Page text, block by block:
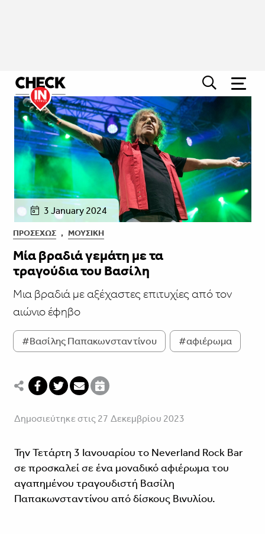
3 January 2024
ΠΡΟΣΕΧΏΣ , ΜΟΥΣΙΚΉ
Μία βραδιά γεμάτη με τα
τραγούδια του Βασίλη
Μια βραδιά με αξέχαστες επιτυχίες από τον
αιώνιο έφηβο
#Βασίλης Παπακωνσταντίνου #αφιέρωμα
Δημοσιεύτηκε στις 27 Δεκεμβρίου 2023
Την Τετάρτη 3 Ιανουαρίου το Neverland Rock Bar
σε προσκαλεί σε ένα μοναδικό αφιέρωμα του
αγαπημένου τραγουδιστή Βασίλη
Παπακωνσταντίνου από δίσκους Βινυλίου.